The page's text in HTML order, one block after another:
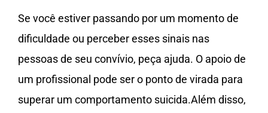
Se você estiver passando por um momento de
dificuldade ou perceber esses sinais nas
pessoas de seu convívio, peça ajuda. O apoio de
um profissional pode ser o ponto de virada para
superar um comportamento suicida.Além disso,